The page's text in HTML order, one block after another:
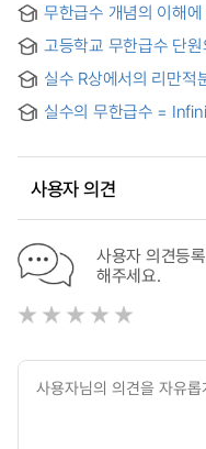
무한급수 개념의 이해
중심으로- = A Study
Infinite Series :
고등학교 무한급수 단
teaching method for
mathematics
실수 R상에서의 리만적
실수의 무한급수 =
사용자 의견
사용자 의견등
해주세요.